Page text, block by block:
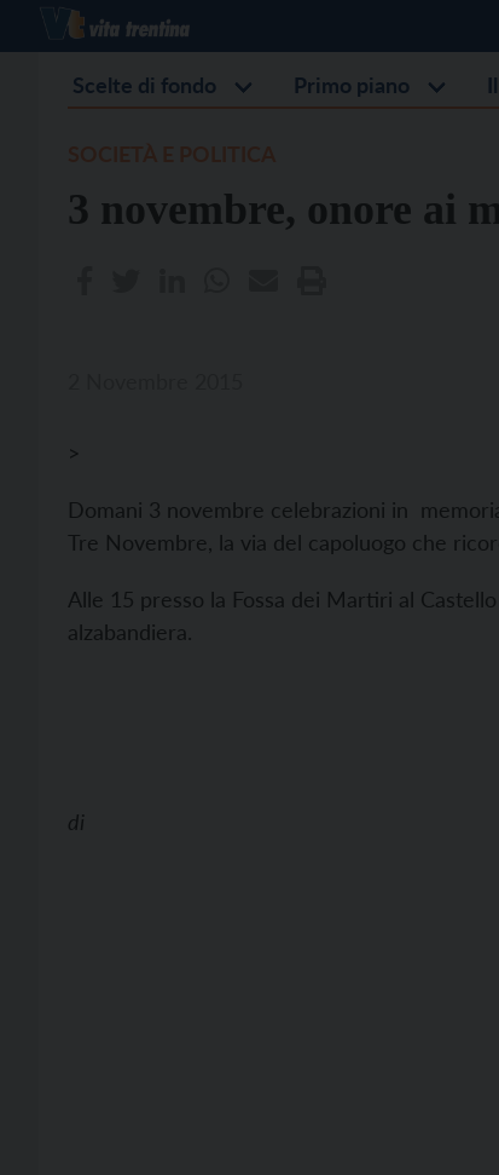
Scelte di fondo Primo piano
3 novembre, onore ai
>
Domani 3 novembre celebrazioni in
Tre Novembre, la via del capoluogo che
Alle 15 presso la Fossa dei Martiri al
alzabandiera.
di